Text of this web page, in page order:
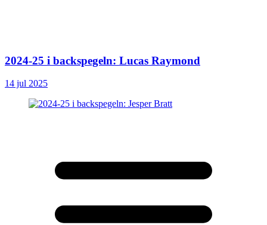
2024-25 i backspegeln: Lucas Raymond
14 jul 2025